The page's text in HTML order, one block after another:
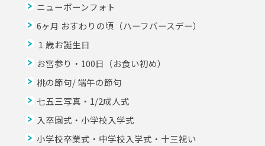
ニューボーンフォト
6ヶ月 おすわりの頃（ハーフバースデー）
１歳お誕生日
お宮参り・100日（お食い初め）
桃の節句/ 端午の節句
七五三写真・1/2成人式
入卒園式・小学校入学式
小学校卒業式・中学校入学式・十三祝い